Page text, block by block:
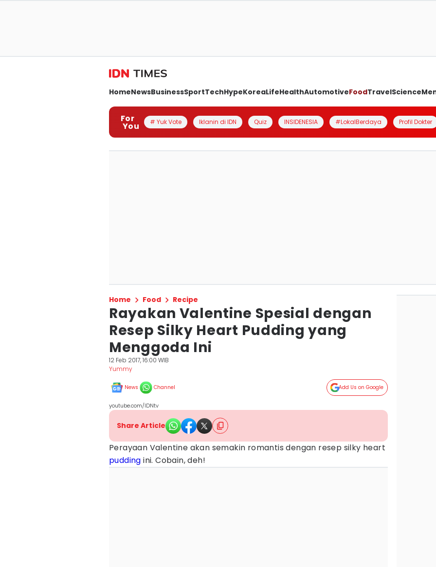
HomeNewsBusinessSportTechHypeKoreaLifeHealthAutomotiveFoodTravelScience
For
You # Yuk Vote Iklanin di IDN Quiz INSIDENESIA #LokalBerdaya Profil Dokter
Home Food Recipe
Rayakan Valentine Spesial dengan
Resep Silky Heart Pudding yang
Menggoda Ini
12 Feb 2017, 16:00 WIB
Yummy
News Channel Add Us on Google
youtube.com/IDNtv
Share Article
Perayaan Valentine akan semakin romantis dengan resep silky heart
pudding ini. Cobain, deh!